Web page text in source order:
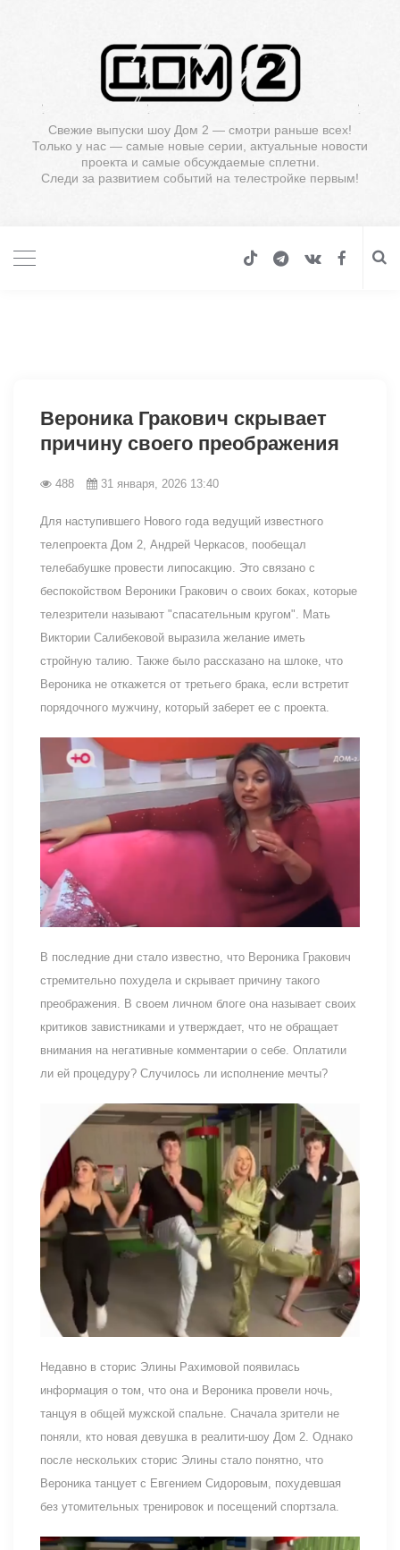
Свежие выпуски шоу Дом 2 — смотри раньше всех!
Только у нас — самые новые серии, актуальные новости
проекта и самые обсуждаемые сплетни.
Следи за развитием событий на телестройке первым!
Вероника Гракович скрывает
причину своего преображения
488 31 января, 2026 13:40
Для наступившего Нового года ведущий известного
телепроекта Дом 2, Андрей Черкасов, пообещал
телебабушке провести липосакцию. Это связано с
беспокойством Вероники Гракович о своих боках, которые
телезрители называют "спасательным кругом". Мать
Виктории Салибековой выразила желание иметь
стройную талию. Также было рассказано на шлоке, что
Вероника не откажется от третьего брака, если встретит
порядочного мужчину, который заберет ее с проекта.
В последние дни стало известно, что Вероника Гракович
стремительно похудела и скрывает причину такого
преображения. В своем личном блоге она называет своих
критиков завистниками и утверждает, что не обращает
внимания на негативные комментарии о себе. Оплатили
ли ей процедуру? Случилось ли исполнение мечты?
Недавно в сторис Элины Рахимовой появилась
информация о том, что она и Вероника провели ночь,
танцуя в общей мужской спальне. Сначала зрители не
поняли, кто новая девушка в реалити-шоу Дом 2. Однако
после нескольких сторис Элины стало понятно, что
Вероника танцует с Евгением Сидоровым, похудевшая
без утомительных тренировок и посещений спортзала.